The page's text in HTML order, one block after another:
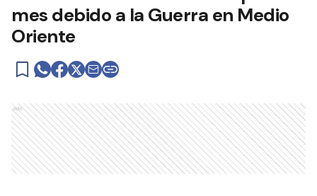
mes debido a la Guerra en Medio
Oriente
Ads